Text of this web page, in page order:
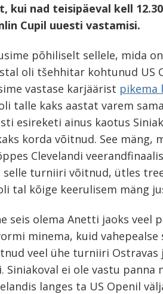
kui nad teisipäeval kell
Cupil uuesti vastamisi.
põhiliselt sellele, mida
oli tšehhitar kohtunud US
vastase karjäärist pikema
talle kaks aastat varem
esireketi ainus kaotus
korda võitnud. See mäng,
Clevelandi
selle turniiri võitnud, ütles
tal kõige keerulisem mäng
seis olema Anetti jaoks veel
minema, kuid vahepealse
veel ühe turniiri Ostravas
Siniakoval ei ole vastu panna
langes ta US Openil